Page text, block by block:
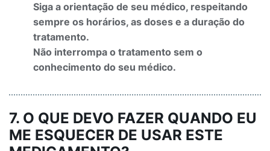
Siga a orientação de seu médico, respeitando
sempre os horários, as doses e a duração do
tratamento.
Não interrompa o tratamento sem o
conhecimento do seu médico.
7. O QUE DEVO FAZER QUANDO EU
ME ESQUECER DE USAR ESTE